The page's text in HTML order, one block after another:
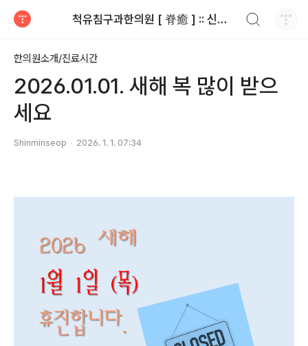
척유침구과한의원 [ 脊癒 ] :: 신민섭한의원
한의원소개/진료시간
2026.01.01. 새해 복 많이 받으
세요
Shinminseop 2026. 1. 1. 07:34